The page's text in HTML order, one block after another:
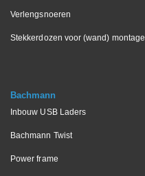
Verlengsnoeren
Stekkerdozen voor (wand) montage
Bachmann
Inbouw USB Laders
Bachmann Twist
Power frame